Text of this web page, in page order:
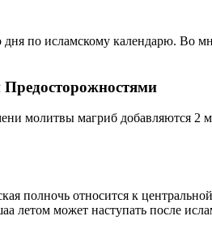
дня по исламскому календарю. Во
молитвы магриб добавляются 2
полночь относится к
летом может наступать после